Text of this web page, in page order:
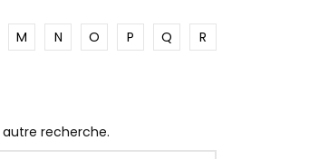
M N O P Q
R
recherche.